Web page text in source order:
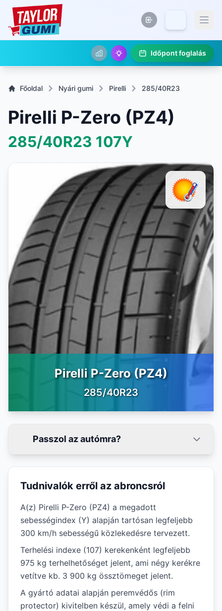
Időpont foglalás
Főoldal Nyári gumi Pirelli 285/40R23
Pirelli P-Zero (PZ4)
285/40R23 107Y
Pirelli P-Zero (PZ4)
285/40R23
Passzol az autómra?
Tudnivalók erről az abroncsról
A(z) Pirelli P-Zero (PZ4) a megadott
sebességindex (Y) alapján tartósan legfeljebb
300 km/h sebességű közlekedésre tervezett.
Terhelési indexe (107) kerekenként legfeljebb
975 kg terhelhetőséget jelent, ami négy kerékre
vetítve kb. 3 900 kg össztömeget jelent.
A gyártó adatai alapján peremvédős (rim
protector) kivitelben készül, amely védi a felni